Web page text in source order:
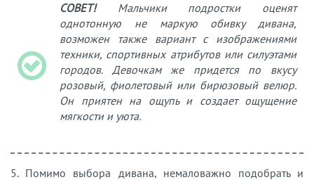
СОВЕТ!Мальчики подростки оценят
однотонную не маркую обивку дивана,
возможен также вариант с изображениями
техники, спортивных атрибутов или силуэтами
городов. Девочкам же придется по вкусу
розовый, фиолетовый или бирюзовый велюр.
Он приятен на ощупь и создает ощущение
мягкости и уюта.
5. Помимо выбора дивана, немаловажно подобрать и